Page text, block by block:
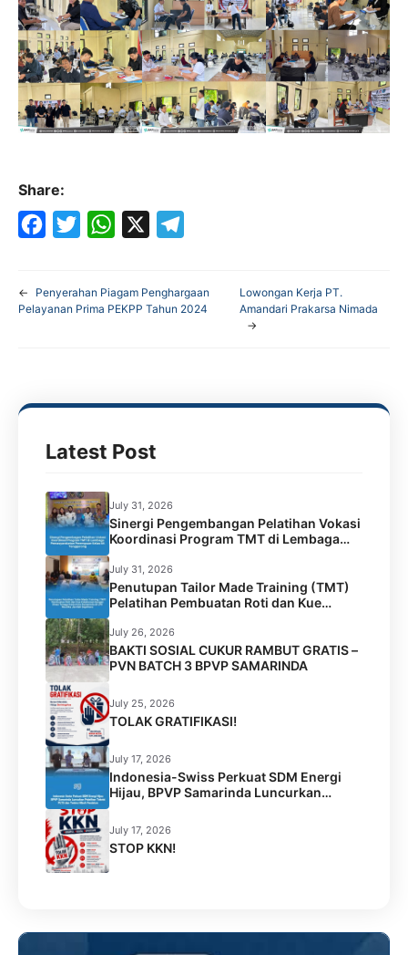
Share:
c
o
i
a
p
l
←
Penyerahan Piagam Penghargaan
Pelayanan Prima PEKPP Tahun 2024
Lowongan Kerja PT.
Amandari Prakarsa Nimada
→
Latest Post
July 31, 2026
Sinergi Pengembangan Pelatihan Vokasi
Koordinasi Program TMT di Lembaga
Permasyarakatan Perempuan Kelas IIA
Tenggarong
July 31, 2026
Penutupan Tailor Made Training (TMT)
Pelatihan Pembuatan Roti dan Kue
Kolaborasi BPVP Samarinda dengan
Disnaker Kota Samarinda di LPK Mustika
Jamilah Sejahtera
July 26, 2026
BAKTI SOSIAL CUKUR RAMBUT GRATIS –
PVN BATCH 3 BPVP SAMARINDA
July 25, 2026
TOLAK GRATIFIKASI!
July 17, 2026
Indonesia-Swiss Perkuat SDM Energi
Hijau, BPVP Samarinda Luncurkan
Pelatihan Teknisi PLTS dan Terima Hibah
Peralatan
July 17, 2026
STOP KKN!